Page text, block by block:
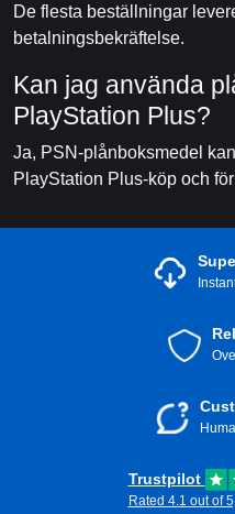
De flesta beställningar
betalningsbekräftelse.
Kan jag använda
PlayStation Plus?
Ja, PSN-plånboksmedel
PlayStation Plus-köp och
Trustpilot
Rated 4.1 out of